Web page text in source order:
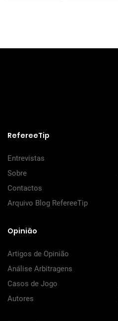
RefereeTip
Entrevistas
Sobre
Contactos
Arquivo Blog RefereeTip
Opinião
Artigos de Opinião
Análise Arbitragens
Casos de Jogo
Autores